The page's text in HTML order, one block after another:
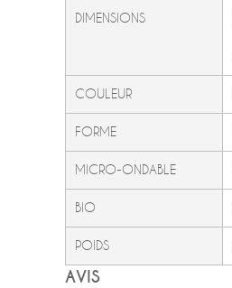
DIMENSIONS
COULEUR
FORME
MICRO-ONDABLE
BIO
POIDS
AVIS